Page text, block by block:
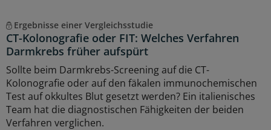
Ergebnisse einer Vergleichsstudie
CT-Kolonografie oder FIT: Welches Verfahren
Darmkrebs früher aufspürt
Sollte beim Darmkrebs-Screening auf die CT-
Kolonografie oder auf den fäkalen immunochemischen
Test auf okkultes Blut gesetzt werden? Ein italienisches
Team hat die diagnostischen Fähigkeiten der beiden
Verfahren verglichen.